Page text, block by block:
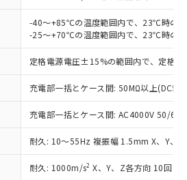
-40～+85℃の温度範囲内で、23℃時の
-25～+70℃の温度範囲内で、23℃時の
定格電源電圧±15%の範囲内で、定格
充電部一括とケース間: 50MΩ以上
充電部一括とケース間: AC4000V 50/
耐久: 10～55Hz 複振幅 1.5mm X、Y、Z
耐久: 1000m/s2 X、Y、Z各方向 10回
スは、当社制御機器事業取扱
社在庫状況および標準価格
供させていただくもので
機器事業取扱商品の中には、
スの対象外となる商品もある
了承ください。
および標準価格照会結果は、
いる更新日時点での社内デー
き作成されるものであり、閲
の商品で、対応品を出す予
EU RoHS指令（10物質）の
況を調査中または確認中の
センス料など無形物で、有
係のない商品です。
により、非含有部品として
有品と判明した場合などや
下、 水銀(Hg) 1000ppm以下、 カド
表
質材料含有率が中国RoHSの
ることを示します。
質材料含有率が中国RoHSの
いることを示します。
です。当社販売部門へお問
基準値 (GB/T26572)：
これら貴社製品のうち、外国
び外国貿易法に定める商品
制貨物等」という）を輸出
外への提供する場合は、日本